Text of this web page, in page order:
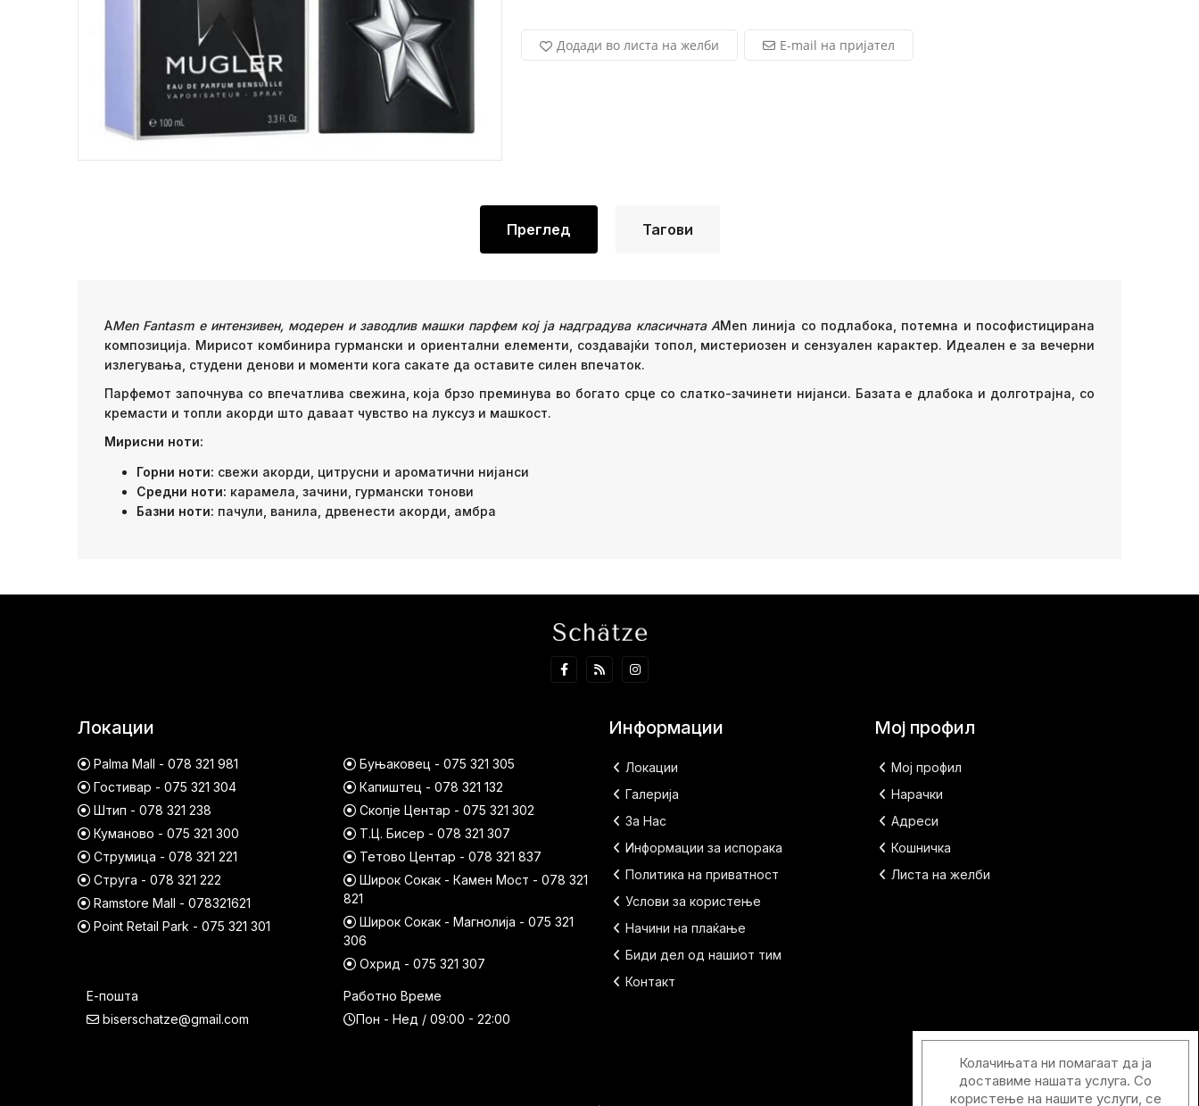
Додади во листа на желби E-mail на пријател
Преглед Тагови
AMen Fantasm е интензивен, модерен и заводлив машки парфем кој ја надградува класичната AMen линија со подлабока, потемна и пософистицирана
композиција. Мирисот комбинира гурмански и ориентални елементи, создавајќи топол, мистериозен и сензуален карактер. Идеален е за вечерни
излегувања, студени денови и моменти кога сакате да оставите силен впечаток.
Парфемот започнува со впечатлива свежина, која брзо преминува во богато срце со слатко-зачинети нијанси. Базата е длабока и долготрајна, со
кремасти и топли акорди што даваат чувство на луксуз и машкост.
Мирисни ноти:
Горни ноти: свежи акорди, цитрусни и ароматични нијанси
Средни ноти: карамела, зачини, гурмански тонови
Базни ноти: пачули, ванила, дрвенести акорди, амбра
Локации
Palma Mall - 078 321 981
Гостивар - 075 321 304
Штип - 078 321 238
Куманово - 075 321 300
Струмица - 078 321 221
Струга - 078 321 222
Ramstore Mall - 078321621
Point Retail Park - 075 321 301
Буњаковец - 075 321 305
Капиштец - 078 321 132
Скопје Центар - 075 321 302
Т.Ц. Бисер - 078 321 307
Тетово Центар - 078 321 837
Широк Сокак - Камен Мост - 078 321
821
Широк Сокак - Магнолија - 075 321
306
Охрид - 075 321 307
Е-пошта
biserschatze@gmail.com
Работно Време
Пон - Нед / 09:00 - 22:00
Информации
Локации
Галерија
За Нас
Информации за испорака
Политика на приватност
Услови за користење
Начини на плаќање
Биди дел од нашиот тим
Контакт
Мој профил
Мој профил
Нарачки
Адреси
Кошничка
Листа на желби
Колачињата ни помагаат да ја
доставиме нашата услуга. Со
користење на нашите услуги, се